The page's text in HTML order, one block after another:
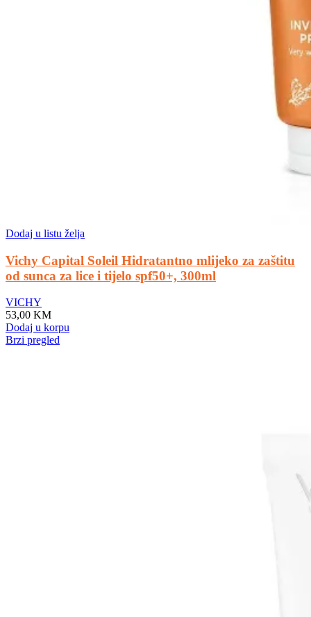
Dodaj u listu želja
Vichy Capital Soleil Hidratantno mlijeko za zaštitu
od sunca za lice i tijelo spf50+, 300ml
VICHY
53,00 KM
Dodaj u korpu
Brzi pregled